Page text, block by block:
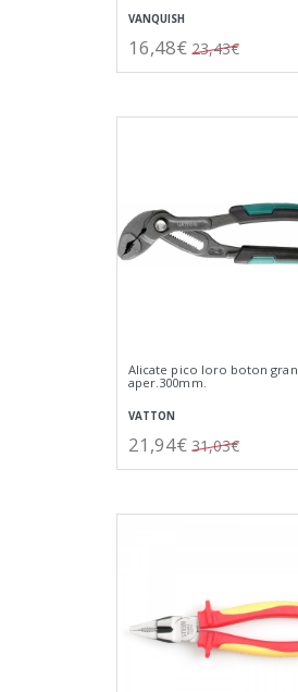
VANQUISH
16,48€ 23,43€
Alicate pico loro boton gran
aper.300mm.
VATTON
21,94€ 31,03€